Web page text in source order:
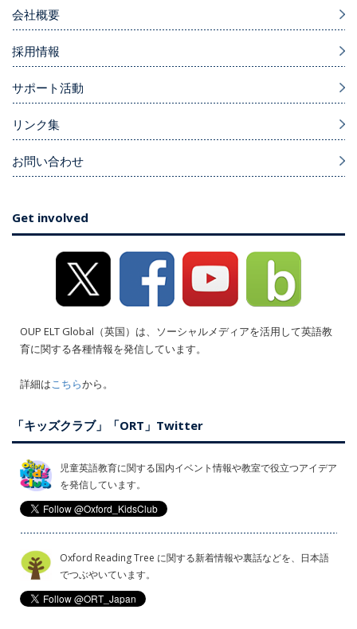
会社概要
採用情報
サポート活動
リンク集
お問い合わせ
Get involved
OUP ELT Global（英国）は、ソーシャルメディアを活用して英語教
育に関する各種情報を発信しています。
詳細はこちらから。
「キッズクラブ」「ORT」Twitter
児童英語教育に関する国内イベント情報や教室で役立つアイデア
を発信しています。
Oxford Reading Tree に関する新着情報や裏話などを、日本語
でつぶやいています。